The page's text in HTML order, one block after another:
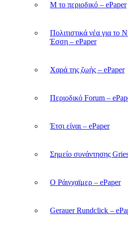
M το περιοδικό – ePaper
Πολιτιστικά νέα για το
Έσση – ePaper
Χαρά της ζωής – ePaper
Περιοδικό Forum –
Έτσι είναι – ePaper
Σημείο συνάντησης
Ο Ράινχαϊμερ – ePaper
Gerauer Rundclick –